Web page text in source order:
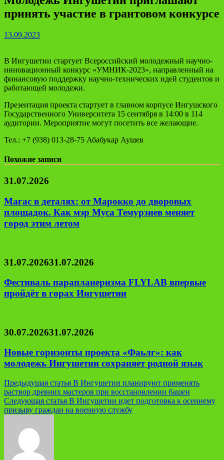
принять участие в грантовом конкурсе
13.09.2023
В Ингушетии стартует Всероссийский молодежный научно-
инновационный конкурс «УМНИК-2023», направленный на
финансовую поддержку научно-технических идей студентов и
работающей молодежи.
Презентация проекта стартует в главном корпусе Ингушского
Государственного Университета 15 сентября в 14:00 в 114
аудитории. Мероприятие могут посетить все желающие.
Тел.: +7 (938) 013‑28‑75 Абабукар Аушев
Похожие записи
31.07.2026
Магас в деталях: от Марокко до дворовых
площадок. Как мэр Муса Темурзиев меняет
город этим летом
31.07.202631.07.2026
Фестиваль парапланеризма FLYLAB впервые
пройдёт в горах Ингушетии
30.07.202631.07.2026
Новые горизонты проекта «Фаьлг»: как
молодежь Ингушетии сохраняет родной язык
Навигация
по
записям
Предыдущая статья В Ингушетии планируют применять
раствор древних мастеров при восстановлении башен
Следующая статья В Ингушетии идет подготовка к осеннему
призыву граждан на военную службу